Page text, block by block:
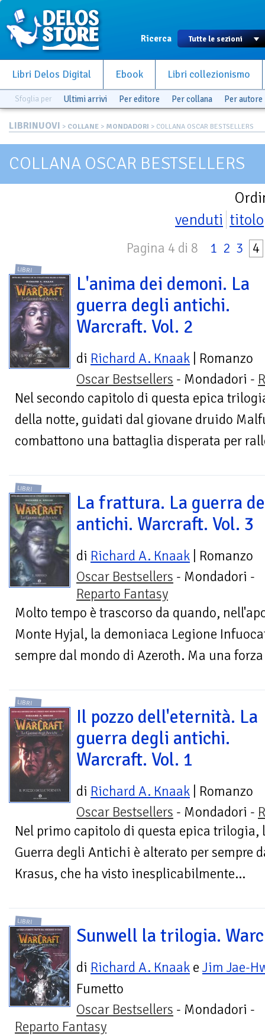
Ricerca
Libri Delos Digital Ebook Libri collezionismo
Sfoglia per Ultimi arrivi Per editore Per collana Per autore
LIBRINUOVI > COLLANE > MONDADORI > COLLANA OSCAR BESTSELLERS
COLLANA OSCAR BESTSELLERS
venduti titolo
Pagina 4 di 8 1 2 3 4
LIBRI
L'anima dei demoni. La
guerra degli antichi.
Warcraft. Vol. 2
di Richard A. Knaak | Romanzo
Oscar Bestsellers - Mondadori -
Nel secondo capitolo di questa epica
della notte, guidati dal giovane druido
combattono una battaglia disperata per
LIBRI
La frattura. La guerra
antichi. Warcraft. Vol. 3
di Richard A. Knaak | Romanzo
Oscar Bestsellers - Mondadori -
Reparto Fantasy
Molto tempo è trascorso da quando,
Monte Hyjal, la demoniaca Legione
sempre dal mondo di Azeroth. Ma una
LIBRI
Il pozzo dell'eternità. La
guerra degli antichi.
Warcraft. Vol. 1
di Richard A. Knaak | Romanzo
Oscar Bestsellers - Mondadori -
Nel primo capitolo di questa epica trilogia,
Guerra degli Antichi è alterato per sempre
Krasus, che ha visto inesplicabilmente...
LIBRI
Sunwell la trilogia.
di Richard A. Knaak e Jim Jae-
Fumetto
Oscar Bestsellers - Mondadori -
Reparto Fantasy